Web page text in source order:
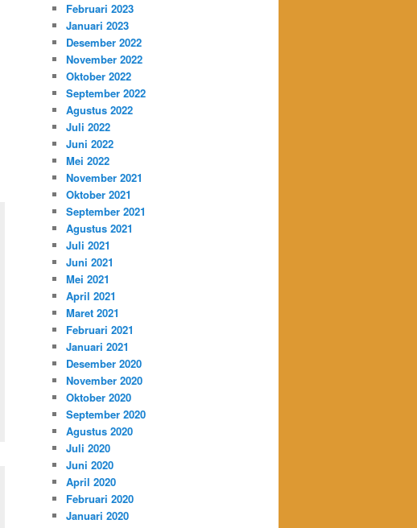
Februari 2023
Januari 2023
Desember 2022
November 2022
Oktober 2022
September 2022
Agustus 2022
Juli 2022
Juni 2022
Mei 2022
November 2021
Oktober 2021
September 2021
Agustus 2021
Juli 2021
Juni 2021
Mei 2021
April 2021
Maret 2021
Februari 2021
Januari 2021
Desember 2020
November 2020
Oktober 2020
September 2020
Agustus 2020
Juli 2020
Juni 2020
April 2020
Februari 2020
Januari 2020